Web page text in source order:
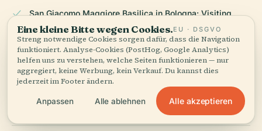
San Giacomo Maggiore Basilica in Bologna: Visiting
Hours, Tickets, and Essential Visitor Guide, 2024,
Renato Prosciutto & Old Town Explorer ,
Cultural and Religious Significance, 2024, Dream Plan
Experience & Bologna Welcome ,
Eine kleine Bitte wegen Cookies.EU · DSGVO
Streng notwendige Cookies sorgen dafür, dass die Navigation
funktioniert. Analyse-Cookies (PostHog, Google Analytics)
helfen uns zu verstehen, welche Seiten funktionieren — nur
aggregiert, keine Werbung, kein Verkauf. Du kannst dies
jederzeit im Footer ändern.
Anpassen Alle ablehnen Alle akzeptieren